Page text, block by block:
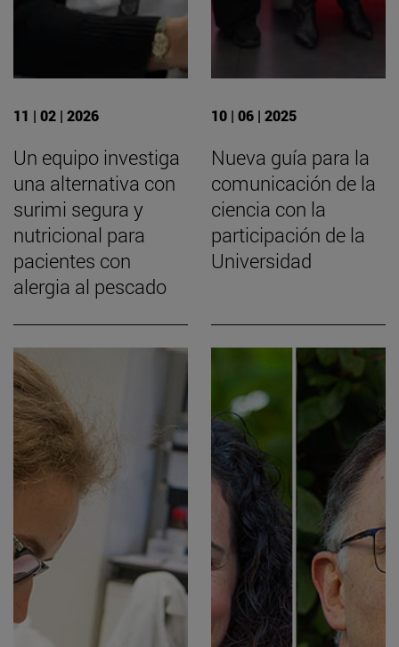
11 | 02 | 2026
Un equipo investiga
una alternativa con
surimi segura y
nutricional para
pacientes con
alergia al pescado
10 | 06 | 2025
Nueva guía para la
comunicación de la
ciencia con la
participación de la
Universidad